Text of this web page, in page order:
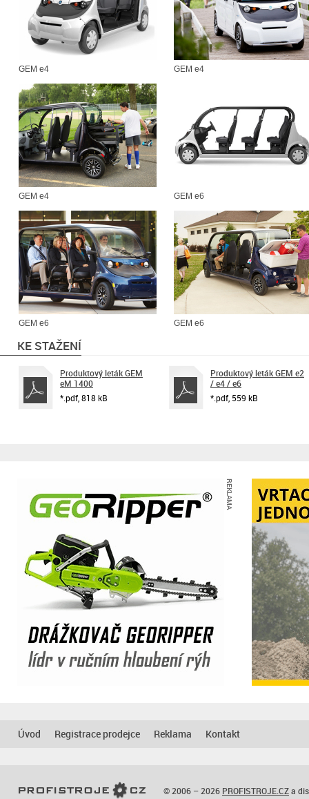
GEM e4 GEM e4
GEM e4 GEM e6
GEM e6 GEM e6
KE STAŽENÍ
Produktový leták GEM
eM 1400
*.pdf, 818 kB
Produktový leták GEM e2
/ e4 / e6
*.pdf, 559 kB
REKLAMA
Úvod Registrace prodejce Reklama Kontakt
© 2006 – 2026 PROFISTROJE.CZa